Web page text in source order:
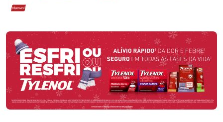
Hipercard
Promoção em Destaque